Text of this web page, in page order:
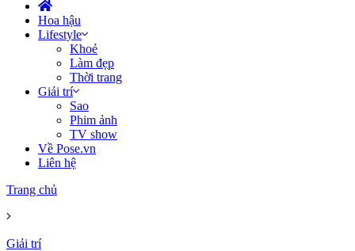
Hoa hậu
Lifestyle
Khoẻ
Làm đẹp
Thời trang
Giải trí
Sao
Phim ảnh
TV show
Về Pose.vn
Liên hệ
Trang chủ
Giải trí